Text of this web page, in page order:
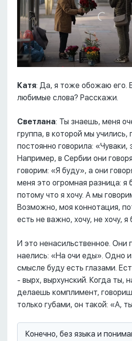
Катя: Да, я тоже обожаю его.
любимые слова? Расскажи.
Светлана: Ты знаешь, меня
группа, в которой мы учились,
постоянно говорила: «Чуваки,
Например, в Сербии они
говорим: «Я буду», а они
меня это огромная разница: я
потому что я хочу. А мы
Возможно, моя коннотация,
есть не важно, хочу, не хочу, я
И это ненасильственное. Они
наелись: «На очи еды». Одно
смысле буду есть глазами.
- вырх, вырхунский. Когда ты,
делаешь комплимент,
только губами, он такой: «А,
Конечно, без языка и